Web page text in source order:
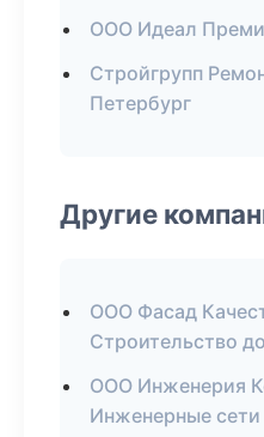
ООО Идеал
Стройгрупп
Петербург
Другие
ООО Фасад
Строительство
ООО Инженерия
Инженерные